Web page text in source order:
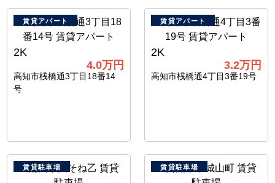
賃貸アパート
2K
4.0万円
高知市桟橋通3丁目18番14
号
賃貸アパート
2K
3.2万円
高知市桟橋通4丁目3番19号
賃貸駐車場 賃貸駐車場